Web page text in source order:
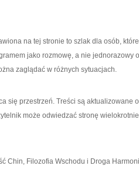
na tej stronie to szlak dla osób,
jako rozmowę, a nie jednorazowy
zaglądać w różnych sytuacjach.
się przestrzeń. Treści są aktualizowane
może odwiedzać stronę
Chin, Filozofia Wschodu i Droga